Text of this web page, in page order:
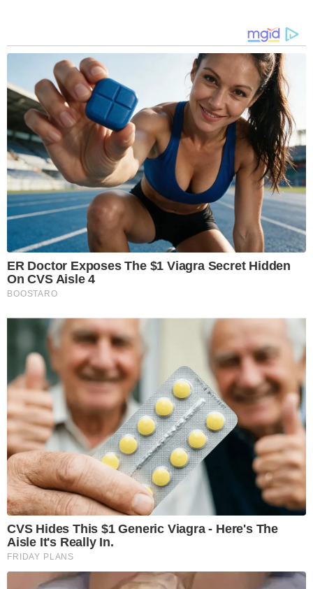
ER Doctor Exposes The $1 Viagra Secret Hidden
On CVS Aisle 4
BOOSTARO
CVS Hides This $1 Generic Viagra - Here's The
Aisle It's Really In.
FRIDAY PLANS